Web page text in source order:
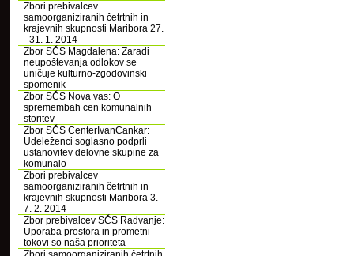
Zbori prebivalcev
samoorganiziranih četrtnih in
krajevnih skupnosti Maribora 27.
- 31. 1. 2014
Zbor SČS Magdalena: Zaradi
neupoštevanja odlokov se
uničuje kulturno-zgodovinski
spomenik
Zbor SČS Nova vas: O
spremembah cen komunalnih
storitev
Zbor SČS CenterIvanCankar:
Udeleženci soglasno podprli
ustanovitev delovne skupine za
komunalo
Zbori prebivalcev
samoorganiziranih četrtnih in
krajevnih skupnosti Maribora 3. -
7. 2. 2014
Zbor prebivalcev SČS Radvanje:
Uporaba prostora in prometni
tokovi so naša prioriteta